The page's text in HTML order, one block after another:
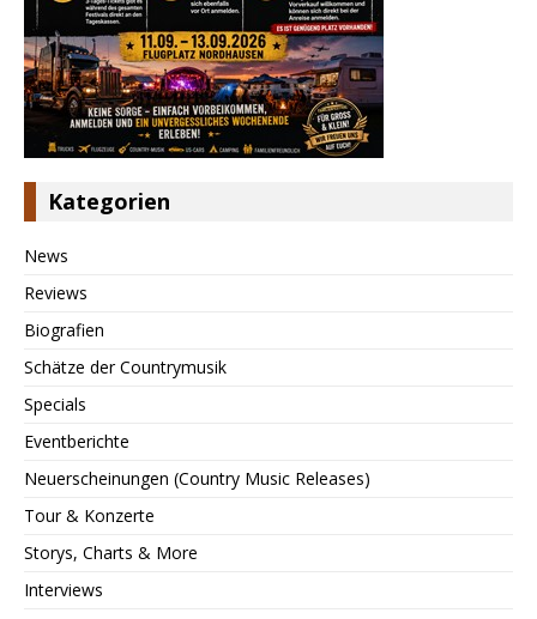
Kategorien
News
Reviews
Biografien
Schätze der Countrymusik
Specials
Eventberichte
Neuerscheinungen (Country Music Releases)
Tour & Konzerte
Storys, Charts & More
Interviews